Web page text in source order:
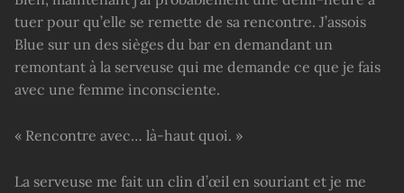
tuer pour qu’elle se remette de sa rencontre. J’assois
Blue sur un des sièges du bar en demandant un
remontant à la serveuse qui me demande ce que je fais
avec une femme inconsciente.
« Rencontre avec… là-haut quoi. »
La serveuse me fait un clin d’œil en souriant et je me